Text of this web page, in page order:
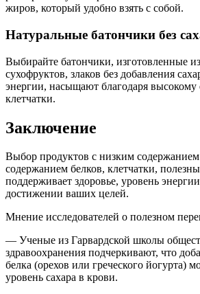
жиров, который удобно взять с собой.
Натуральные батончики без
Выбирайте батончики, изготовленные
сухофруктов, злаков без добавления
энергии, насыщают благодаря
клетчатки.
Заключение
Выбор продуктов с низким
содержанием белков, клетчатки,
поддерживает здоровье, уровень
достижении ваших целей.
Мнение исследователей о полезном
— Ученые из Гарвардской школы
здравоохранения подчеркивают, что
белка (орехов или греческого йогурта)
уровень сахара в крови.